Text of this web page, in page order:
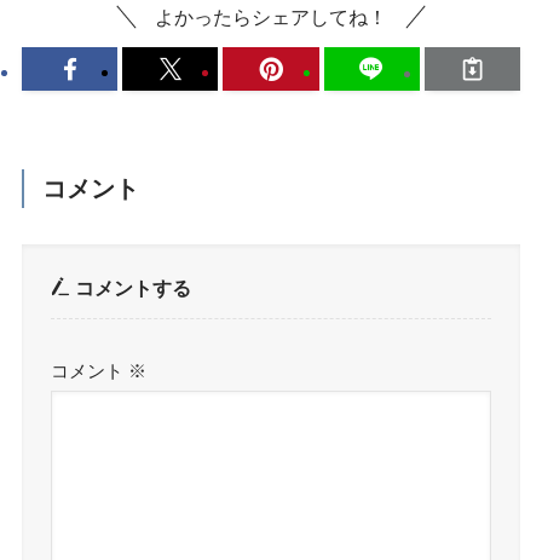
よかったらシェアしてね！
コメント
コメントする
コメント ※